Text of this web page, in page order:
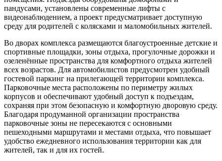
пандусами, установлены современные лифты с
видеонаблюдением, а проект предусматривает доступную
среду для родителей с колясками и маломобильных жителей.
Во дворах комплекса размещаются благоустроенные детские и
спортивные площадки, зоны отдыха, прогулочные дорожки и
озеленённые пространства для комфортного отдыха жителей
всех возрастов. Для автомобилистов предусмотрен удобный
гостевой паркинг на прилегающей территории комплекса.
Парковочные места расположены по периметру жилых
корпусов и обеспечивают удобный доступ к подъездам,
сохраняя при этом безопасную и комфортную дворовую среду.
Благодаря продуманной организации пространства
парковочные зоны не пересекаются с основными
пешеходными маршрутами и местами отдыха, что повышает
удобство ежедневного использования территории как для
жителей, так и для их гостей.